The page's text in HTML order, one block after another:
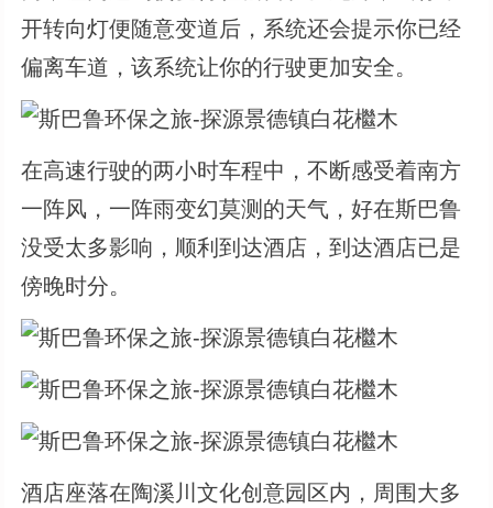
开转向灯便随意变道后，系统还会提示你已经
偏离车道，该系统让你的行驶更加安全。
在高速行驶的两小时车程中，不断感受着南方
一阵风，一阵雨变幻莫测的天气，好在斯巴鲁
没受太多影响，顺利到达酒店，到达酒店已是
傍晚时分。
酒店座落在陶溪川文化创意园区内，周围大多